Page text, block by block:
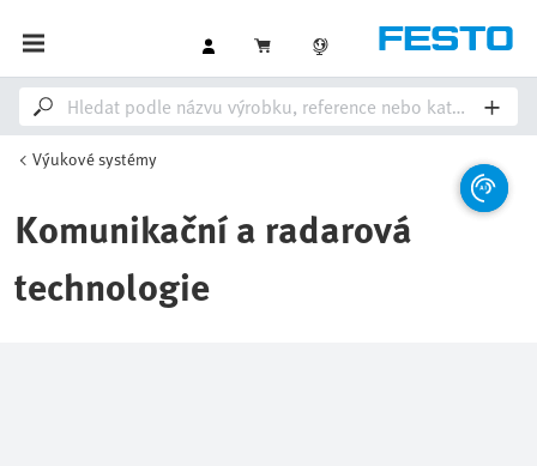
Výukové systémy
Komunikační a radarová
technologie